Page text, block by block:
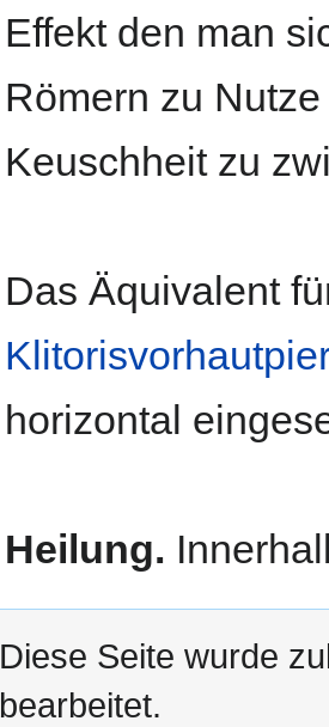
Effekt den man
Römern zu
Keuschheit zu
Das Äquivalent
horizontal
Heilung.
Diese Seite wurde
bearbeitet.